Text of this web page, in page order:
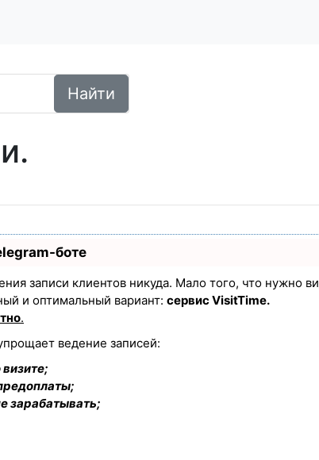
Найти
боте
записи клиентов никуда. Мало того, что нужно
и оптимальный вариант: сервис VisitTime.
.
ведение записей:
зарабатывать;